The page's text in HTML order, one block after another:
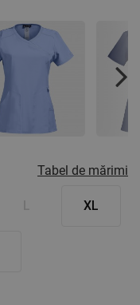
Tabel de mărimi
XL